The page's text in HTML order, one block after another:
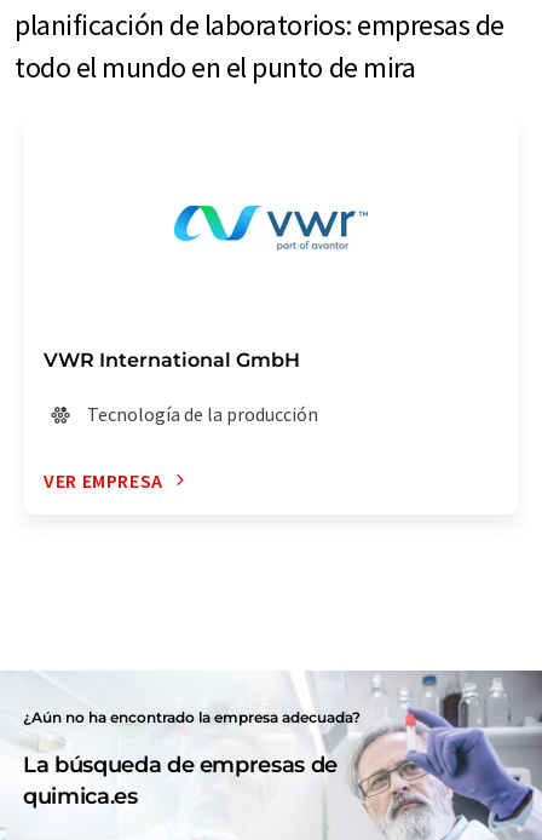
planificación de laboratorios: empresas de
todo el mundo en el punto de mira
VWR International GmbH
Tecnología de la producción
VER EMPRESA
¿Aún no ha encontrado la empresa adecuada?
La búsqueda de empresas de
quimica.es